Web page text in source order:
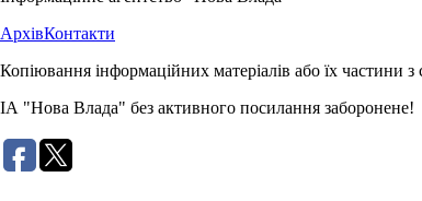
АрхівКонтакти
Копіювання інформаційних матеріалів або їх частини з
ІА "Нова Влада" без активного посилання заборонене!